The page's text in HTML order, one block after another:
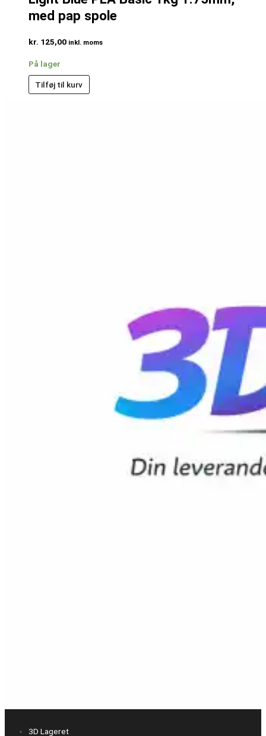
med pap spole
kr. 125,00 inkl. moms
På lager
Tilføj til kurv
3D Lageret